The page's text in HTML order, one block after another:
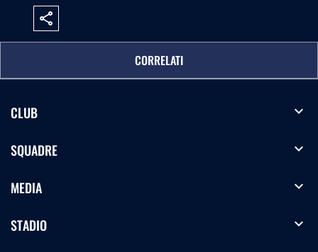
share
CORRELATI
CLUB expand_more
SQUADRE expand_more
MEDIA expand_more
STADIO expand_more